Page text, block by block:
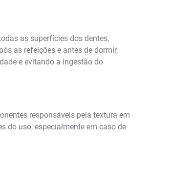
as superfícies dos dentes,
as refeições e antes de dormir,
e evitando a ingestão do
responsáveis pela textura em
do uso, especialmente em caso de